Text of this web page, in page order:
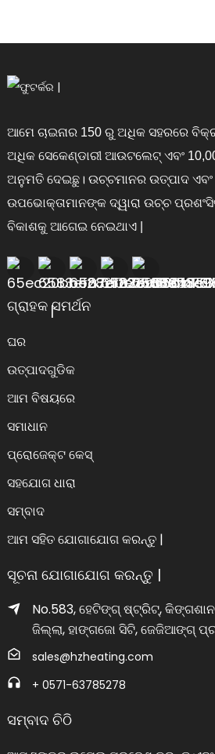
ଆମେ ଚାଇନାର 150 ରୁ ଅଧିକ ସହରରେ
ଅଧିକ ସେକେଣ୍ଡାରୀ ଆଉଟଲେଟ୍ ଏବଂ
ଅନୁମତି ଦେଇଛୁ। ଉଚ୍ଚମାନର ଉତ୍ପାଦ ଏବଂ
ଉପଭୋକ୍ତାମାନଙ୍କ ଦ୍ୱାରା ଉଚ୍ଚ
ବିକାଶକୁ ଆଗେଇ ନେଇଥାଏ |
ଗ୍ରାହକ ସମର୍ଥନ
ଘର
ଉତ୍ପାଦଗୁଡିକ
ଆମ ବିଷୟରେ
ସମାଧାନ
ପ୍ରୋଜେକ୍ଟ କେସ୍
ସହଯୋଗ ଧାରା
ସମ୍ବାଦ
ଆମ ସହିତ ଯୋଗାଯୋଗ କରନ୍ତୁ |
ସୂଚନା ଯୋଗାଯୋଗ କରନ୍ତୁ |
No.583, ହେଟିଙ୍ଗ୍ ଷ୍ଟ୍ରିଟ୍,
ଜିଲ୍ଲା, ହାଙ୍ଗଜୋ ସିଟି, ଜେଜିଆଙ୍ଗ୍
sales@hzheating.com
+ 0571-63785278
ସମ୍ବାଦ ଚିଠି